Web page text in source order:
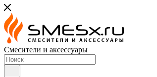
Смесители и аксессуары